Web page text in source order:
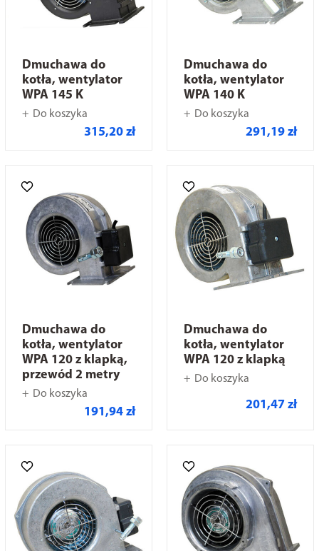
Dmuchawa do
kotła, wentylator
WPA 145 K
Do koszyka
315,20 zł
Dmuchawa do
kotła, wentylator
WPA 140 K
Do koszyka
291,19 zł
Dmuchawa do
kotła, wentylator
WPA 120 z klapką,
przewód 2 metry
Do koszyka
191,94 zł
Dmuchawa do
kotła, wentylator
WPA 120 z klapką
Do koszyka
201,47 zł